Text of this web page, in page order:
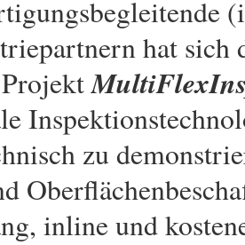
hat sich
zu
inline und